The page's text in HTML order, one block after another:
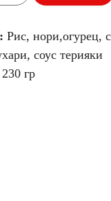
Рис, нори,огурец,
соус терияки
230 гр